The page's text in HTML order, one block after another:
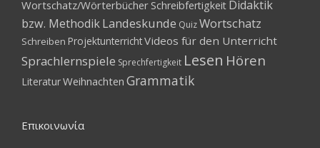
Wortschatz/Wörterbücher Schreibfertigkeit Didaktik
bzw. MethodikLandeskunde QuizWortschatz
Schreiben ProjektunterrichtVideos für den Unterricht
Sprachlernspiele Sprechfertigkeit Lesen Hören
LiteraturWeihnachten Grammatik
Επικοινωνία